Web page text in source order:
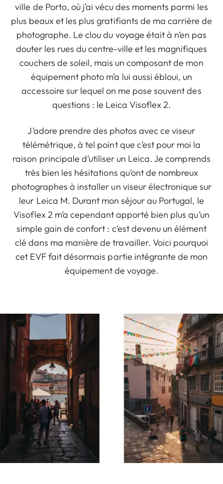
ville de Porto, où j’ai vécu des moments parmi les
plus beaux et les plus gratifiants de ma carrière de
photographe. Le clou du voyage était à n’en pas
douter les rues du centre-ville et les magnifiques
couchers de soleil, mais un composant de mon
équipement photo m’a lui aussi ébloui, un
accessoire sur lequel on me pose souvent des
questions : le Leica Visoflex 2.
J’adore prendre des photos avec ce viseur
télémétrique, à tel point que c’est pour moi la
raison principale d’utiliser un Leica. Je comprends
très bien les hésitations qu’ont de nombreux
photographes à installer un viseur électronique sur
leur Leica M. Durant mon séjour au Portugal, le
Visoflex 2 m’a cependant apporté bien plus qu’un
simple gain de confort : c’est devenu un élément
clé dans ma manière de travailler. Voici pourquoi
cet EVF fait désormais partie intégrante de mon
équipement de voyage.